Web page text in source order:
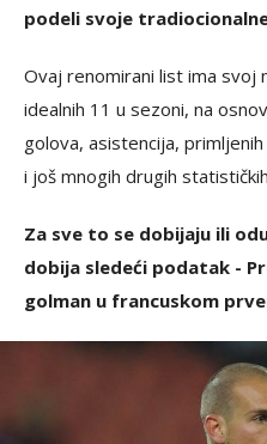
podeli svoje
Ovaj renomirani list ima svoj
idealnih 11 u sezoni, na
golova, asistencija,
i još mnogih drugih
Za sve to se dobijaju ili
dobija sledeći podatak -
golman u francuskom